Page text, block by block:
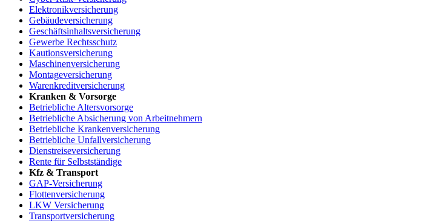
Elektronikversicherung
Gebäudeversicherung
Geschäftsinhaltsversicherung
Gewerbe Rechtsschutz
Kautionsversicherung
Maschinenversicherung
Montageversicherung
Warenkreditversicherung
Kranken & Vorsorge
Betriebliche Altersvorsorge
Betriebliche Absicherung von Arbeitnehmern
Betriebliche Krankenversicherung
Betriebliche Unfallversicherung
Dienstreiseversicherung
Rente für Selbstständige
Kfz & Transport
GAP-Versicherung
Flottenversicherung
LKW Versicherung
Transportversicherung